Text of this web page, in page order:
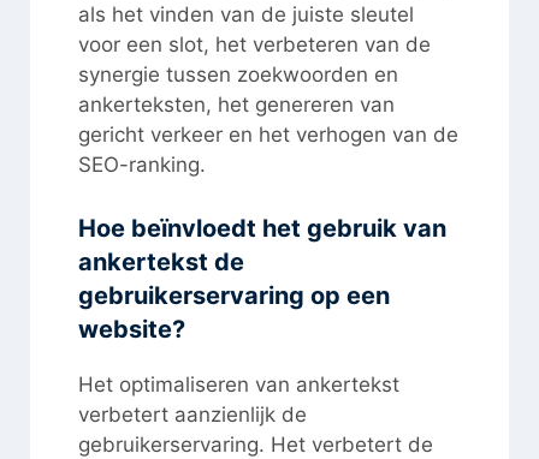
als het vinden van de juiste sleutel
voor een slot, het verbeteren van de
synergie tussen zoekwoorden en
ankerteksten, het genereren van
gericht verkeer en het verhogen van de
SEO-ranking.
Hoe beïnvloedt het gebruik van
ankertekst de
gebruikerservaring op een
website?
Het optimaliseren van ankertekst
verbetert aanzienlijk de
gebruikerservaring. Het verbetert de